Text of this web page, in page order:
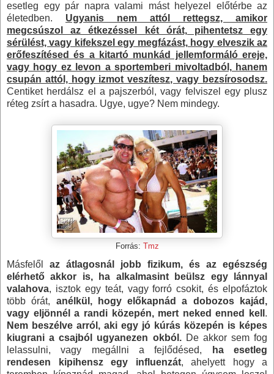
esetleg egy pár napra valami mást helyezel előtérbe az
életedben. Ugyanis nem attól rettegsz, amikor
megcsúszol az étkezéssel két órát, pihentetsz egy
sérülést, vagy kifekszel egy megfázást, hogy elveszik az
erőfeszítésed és a kitartó munkád jellemformáló ereje,
vagy hogy ez levon a sportemberi mivoltadból, hanem
csupán attól, hogy izmot veszítesz, vagy bezsírosodsz.
Centiket herdálsz el a pajszerból, vagy felviszel egy plusz
réteg zsírt a hasadra. Ugye, ugye? Nem mindegy.
Forrás: Tmz
Másfelől az átlagosnál jobb fizikum, és az egészség
elérhető akkor is, ha alkalmasint beülsz egy lánnyal
valahova, isztok egy teát, vagy forró csokit, és elpofáztok
több órát, anélkül, hogy előkapnád a dobozos kajád,
vagy eljönnél a randi közepén, mert neked enned kell .
Nem beszélve arról, aki egy jó kúrás közepén is képes
kiugrani a csajból ugyanezen okból.De akkor sem fog
lelassulni, vagy megállni a fejlődésed,
ha esetleg
rendesen kipihensz egy influenzát, ahelyett hogy a